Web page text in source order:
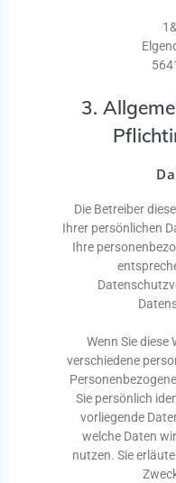
3.
Die Betreiber
Ihrer persönlichen
Ihre
Wenn Sie diese
verschiedene
Sie persönlich
vorliegende
welche Daten
nutzen. Sie